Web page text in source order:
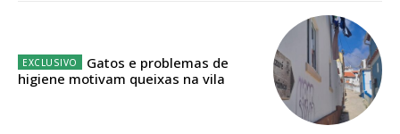
32€
Gatos e problemas de
higiene motivam queixas na vila